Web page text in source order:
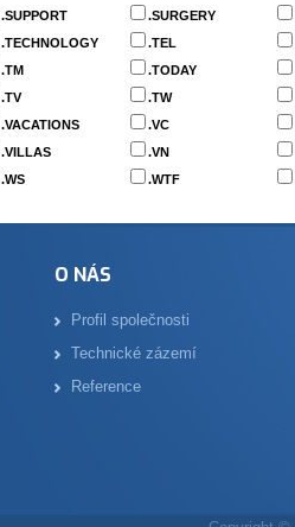
.SUPPORT
.SURGERY
.TECHNOLOGY
.TEL
.TM
.TODAY
.TV
.TW
.VACATIONS
.VC
.VILLAS
.VN
.WS .WTF
O NÁS
Profil společnosti
Technické zázemí
Reference